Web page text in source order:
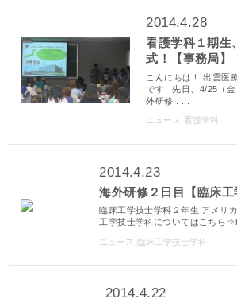
2014.4.28
看護学科１期生
式！【事務局】
こんにちは！ 出雲医
です 先日、4/25（金
外研修 . . .
ニュース 看護学科
2014.4.23
海外研修２日目【臨床工
臨床工学技士学科２年生 アメリ
工学技士学科についてはこちら
ニュース 臨床工学技士学科
2014.4.22